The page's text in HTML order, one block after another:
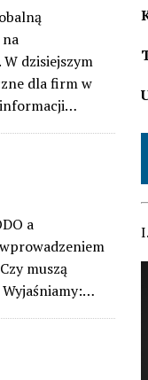
dzisiejszym
dla firm w
informacji…
a
muszą
Wyjaśniamy:…